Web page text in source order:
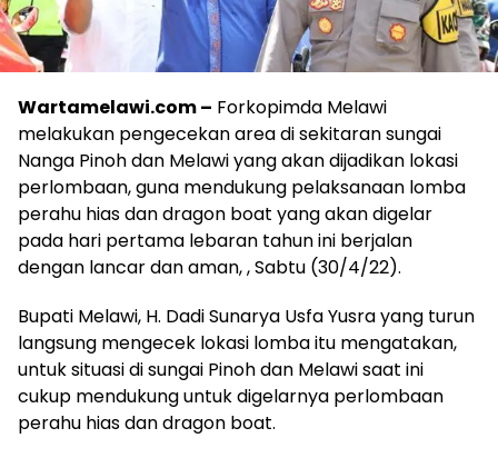
Wartamelawi.com – Forkopimda Melawi
melakukan pengecekan area di sekitaran sungai
Nanga Pinoh dan Melawi yang akan dijadikan lokasi
perlombaan, guna mendukung pelaksanaan lomba
perahu hias dan dragon boat yang akan digelar
pada hari pertama lebaran tahun ini berjalan
dengan lancar dan aman, , Sabtu (30/4/22).
Bupati Melawi, H. Dadi Sunarya Usfa Yusra yang turun
langsung mengecek lokasi lomba itu mengatakan,
untuk situasi di sungai Pinoh dan Melawi saat ini
cukup mendukung untuk digelarnya perlombaan
perahu hias dan dragon boat.